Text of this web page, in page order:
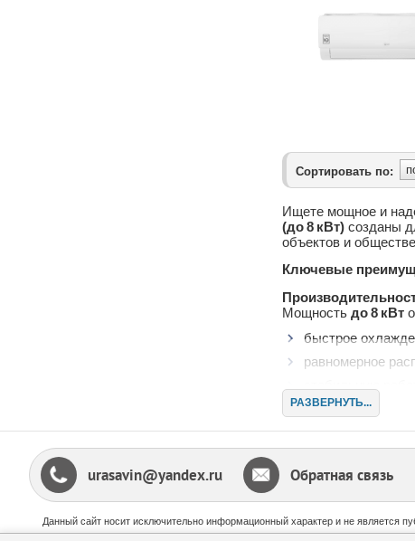
Сортировать по:
Ищете мощное и
(до 8 кВт) созданы
объектов и
Ключевые
Мощность до 8 кВт
быстрое
равномерное
выход на
Современные
средний расход
коэффициент
экономия до 65
РАЗВЕРНУТЬ...
urasavin@yandex.ru Обратная связь
Данный сайт носит исключительно информационный характер и не является